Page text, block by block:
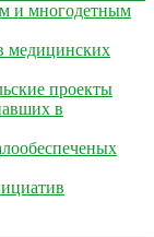
и многодетным
медицинских
проекты
в